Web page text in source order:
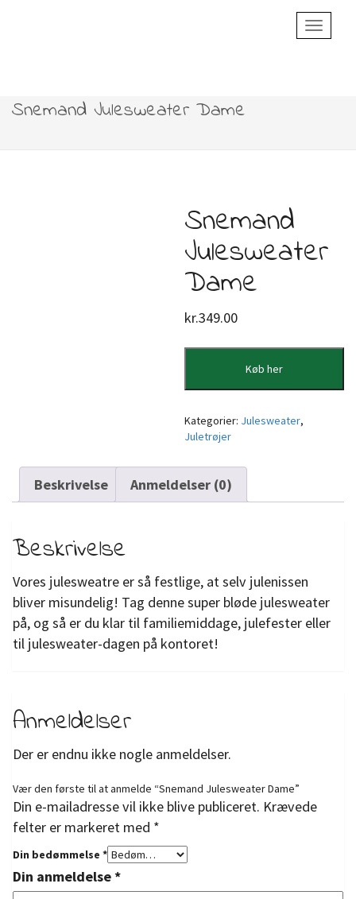
Toggle
Snemand Julesweater Dame
Snemand
Julesweater
Dame
kr.349.00
Køb her
Kategorier: Julesweater,
Juletrøjer
Beskrivelse Anmeldelser (0)
Beskrivelse
Vores julesweatre er så festlige, at selv julenissen
bliver misundelig! Tag denne super bløde julesweater
på, og så er du klar til familiemiddage, julefester eller
til julesweater-dagen på kontoret!
Anmeldelser
Der er endnu ikke nogle anmeldelser.
Vær den første til at anmelde “Snemand Julesweater Dame”
Din e-mailadresse vil ikke blive publiceret. Krævede
felter er markeret med *
Din bedømmelse *
Din anmeldelse*